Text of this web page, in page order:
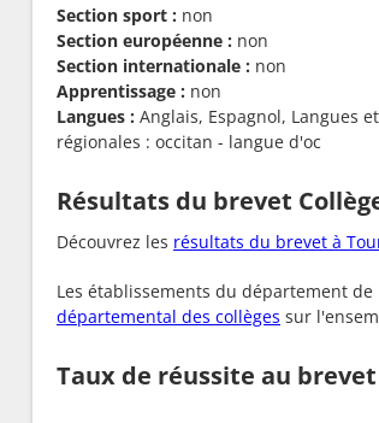
Section sport : non
Section européenne : non
Section internationale : non
Apprentissage : non
Langues : Anglais, Espagnol, Langues
régionales : occitan - langue d'oc
Résultats du brevet
Découvrez les résultats du brevet à
Les établissements du département
départemental des collèges sur
Taux de réussite au